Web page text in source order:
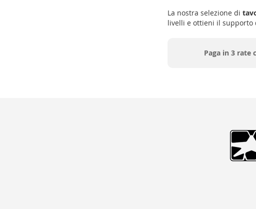
La nostra selezione di
livelli e ottieni il supporto
Paga in 3 rate